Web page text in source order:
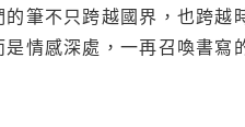
筆不只跨越國界，也跨
情感深處，一再召喚書寫